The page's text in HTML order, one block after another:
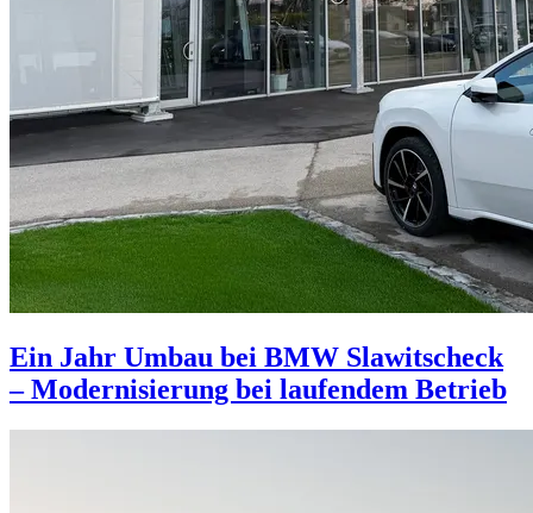
Ein Jahr Umbau bei BMW Slawitscheck
– Modernisierung bei laufendem Betrieb